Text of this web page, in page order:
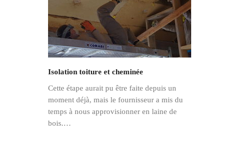
Isolation toiture et cheminée
Cette étape aurait pu être faite depuis un
moment déjà, mais le fournisseur a mis du
temps à nous approvisionner en laine de
bois.…